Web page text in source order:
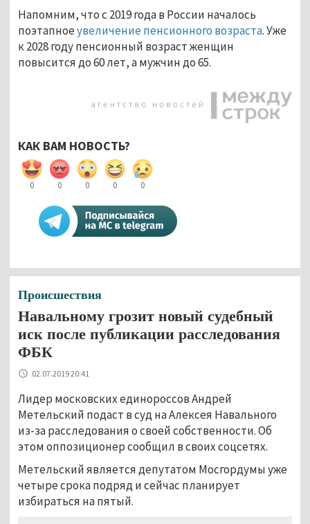
Напомним, что с 2019 года в России началось
поэтапноеувеличение пенсионного возраста. Уже
к 2028 году пенсионный возраст женщин
повысится до 60 лет, а мужчин до 65.
КАК ВАМ НОВОСТЬ?
0 0 0 0 0
Происшествия
Навальному грозит новый судебный
иск после публикации расследования
ФБК
02.07.2019 20:41
Лидер московских единороссов Андрей
Метельский подаст в суд на Алексея Навального
из-за расследования о своей собственности. Об
этом оппозиционер сообщил в своих соцсетях.
Метельский является депутатом Мосгордумы уже
четыре срока подряд и сейчас планирует
избираться на пятый.